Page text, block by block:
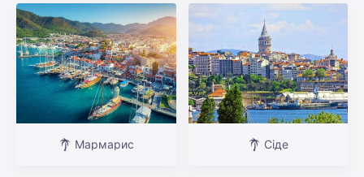
Мармарис Сіде